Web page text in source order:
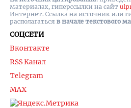
СОЦСЕТИ
Вконтакте
RSS Канал
Telegram
MAX
материалах, гиперссылки на cайт
Интернет. Ссылка на источник или
располагаться в начале текстового